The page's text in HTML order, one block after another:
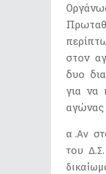
στον
δυο
για να
αγώνας
α .Αν
του